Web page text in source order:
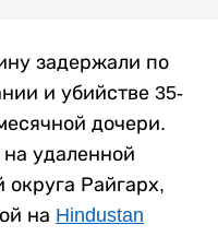
задержали по
и убийстве 35-
дочери.
удаленной
Райгарх,
на Hindustan